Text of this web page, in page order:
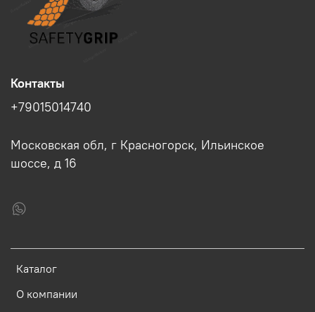
Каталог
О компании
Контакты
+79015014740
Московская обл, г Красногорск, Ильинское
шоссе, д 16